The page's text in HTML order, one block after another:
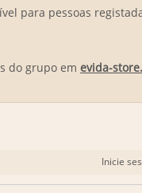
para pessoas
do grupo em evida-
Inicie